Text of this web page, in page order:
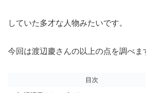
していた多才な人物みたいです。
今回は渡辺慶さんの以上の点を調べま
目次